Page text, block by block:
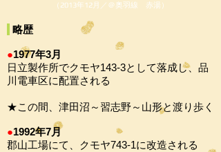
（2013年12月／＠奥羽線 赤湯）
略歴
●1977年3月
日立製作所でクモヤ143-3として落成し、品
川電車区に配置される
★この間、津田沼～習志野～山形と渡り歩く
●1992年7月
郡山工場にて、クモヤ743-1に改造される